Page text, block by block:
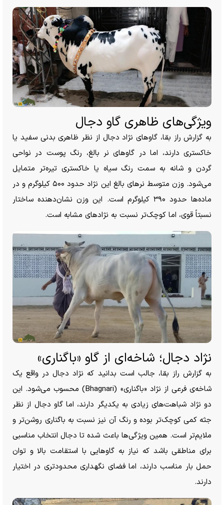
ویژگی‌های ظاهری گاو دجال
به گزارش راز بقا، گاو‌های نژاد دجال از نظر ظاهری بدنی سفید یا
خاکستری دارند، اما در گاو‌های نر بالغ، رنگ پوست در نواحی
گردن و شانه به سمت رنگ سیاه یا خاکستری تیره‌تر متمایل
می‌شود. وزن متوسط نر‌های بالغ این نژاد حدود ۵۰۰ کیلوگرم و در
ماده‌ها حدود ۳۹۰ کیلوگرم است. این وزن نشان‌دهنده ساختار
نسبتاً قوی، اما کوچک‌تر نسبت به نژاد‌های مشابه است.
نژاد دجال؛ شاخه‌ای از گاو «باگناری»
به گزارش راز بقا، جالب است بدانید که نژاد دجال در واقع یک
شاخه‌ی فرعی از نژاد «باگناری» (Bhagnari) محسوب می‌شود. این
دو نژاد شباهت‌های زیادی به یکدیگر دارند، اما گاو دجال از نظر
جثه کمی کوچک‌تر بوده و رنگ آن نیز نسبت به باگناری روشن‌تر و
ملایم‌تر است. همین ویژگی‌ها باعث شده تا دجال انتخاب مناسبی
برای مناطقی باشد که نیاز به گاو‌هایی با استقامت بالا و توان
حمل بار مناسب دارند، اما فضای نگهداری محدودتری در اختیار
دارند.